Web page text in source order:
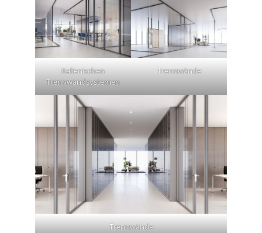
italienischen
Trennwandsystemen
Trennwände
Trennwände